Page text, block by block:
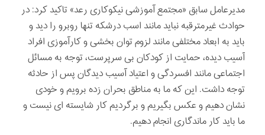
مدیرعامل سابق «مجتمع آموزشی نیکوکاری رعد» تاکید کرد: در
حوادث غیرمترقبه نباید مانند اسب درشکه تنها روبرو را دید و
باید به ابعاد مختلفی مانند لزوم توان بخشی و کارآموزی افراد
آسیب ­دیده، حمایت از کودکان بی ­سرپرست، توجه به مسائل
اجتماعی مانند افسردگی و اعتیاد آسیب­ دیدگان پس از حادثه
توجه داشت. این که ما به مناطق بحران زده برویم و خودی
نشان دهیم و عکس بگیریم و برگردیم کار شایسته ­ای نیست و
ما باید کار ماندگاری انجام دهیم.